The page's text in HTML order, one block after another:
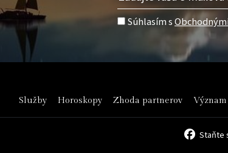
Súhlasím s
Služby Horoskopy Zhoda partnerov
Staňte